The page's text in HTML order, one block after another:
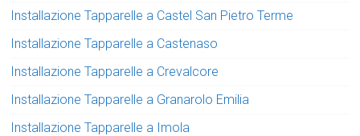
Installazione Tapparelle a Castel San Pietro Terme
Installazione Tapparelle a Castenaso
Installazione Tapparelle a Crevalcore
Installazione Tapparelle a Granarolo Emilia
Installazione Tapparelle a Imola